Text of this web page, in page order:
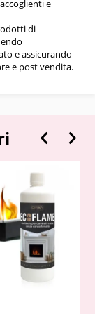
e
di
e assicurando
e post vendita.
 